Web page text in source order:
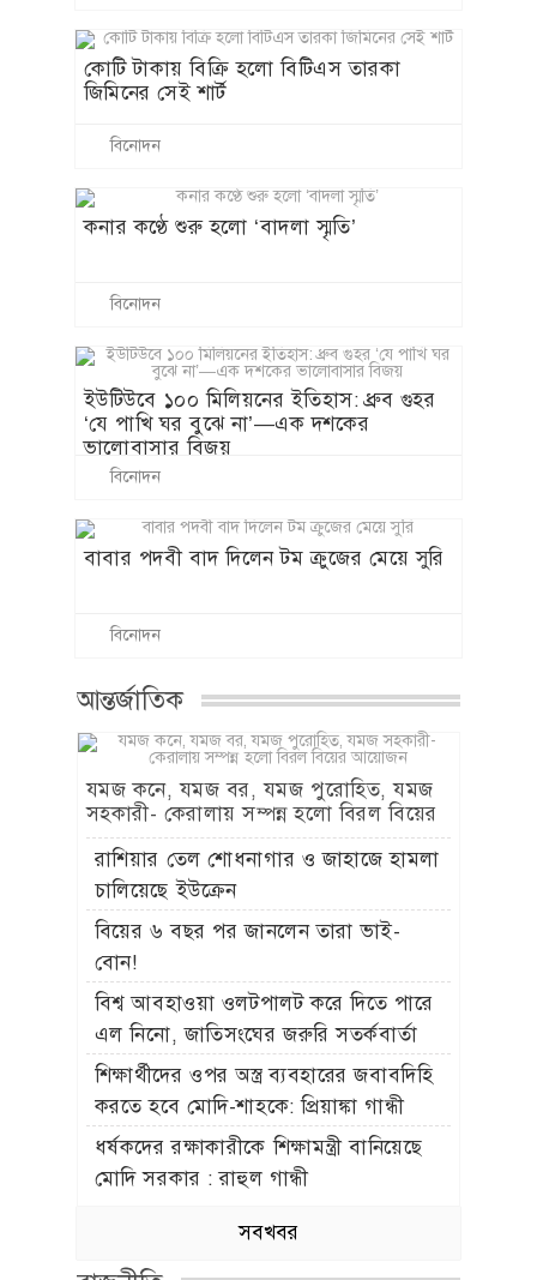
কোটি টাকায় বিক্রি হলো বিটিএস তারকা
জিমিনের সেই শার্ট
বিনোদন
কনার কণ্ঠে শুরু হলো ‘বাদলা স্মৃতি’
বিনোদন
ইউটিউবে ১০০ মিলিয়নের ইতিহাস: ধ্রুব গুহর
‘যে পাখি ঘর বুঝে না’—এক দশকের
ভালোবাসার বিজয়
বিনোদন
বাবার পদবী বাদ দিলেন টম ক্রুজের মেয়ে সুরি
বিনোদন
আন্তর্জাতিক
যমজ কনে, যমজ বর, যমজ পুরোহিত, যমজ
সহকারী- কেরালায় সম্পন্ন হলো বিরল বিয়ের
আয়োজন
রাশিয়ার তেল শোধনাগার ও জাহাজে হামলা
চালিয়েছে ইউক্রেন
বিয়ের ৬ বছর পর জানলেন তারা ভাই-
বোন!
বিশ্ব আবহাওয়া ওলটপালট করে দিতে পারে
এল নিনো, জাতিসংঘের জরুরি সতর্কবার্তা
শিক্ষার্থীদের ওপর অস্ত্র ব্যবহারের জবাবদিহি
করতে হবে মোদি-শাহকে: প্রিয়াঙ্কা গান্ধী
ধর্ষকদের রক্ষাকারীকে শিক্ষামন্ত্রী বানিয়েছে
মোদি সরকার : রাহুল গান্ধী
সবখবর